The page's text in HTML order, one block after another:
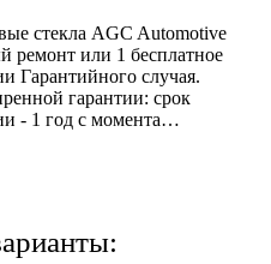
стекла AGC Automotive
ремонт или 1 бесплатное
Гарантийного случая.
гарантии: срок
- 1 год с момента…